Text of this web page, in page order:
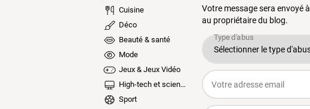
Cuisine
Déco
Beauté & santé
Mode
Jeux & Jeux Vidéo
High-tech et sciences
Sport
Votre message sera envoyé
au propriétaire du blog.